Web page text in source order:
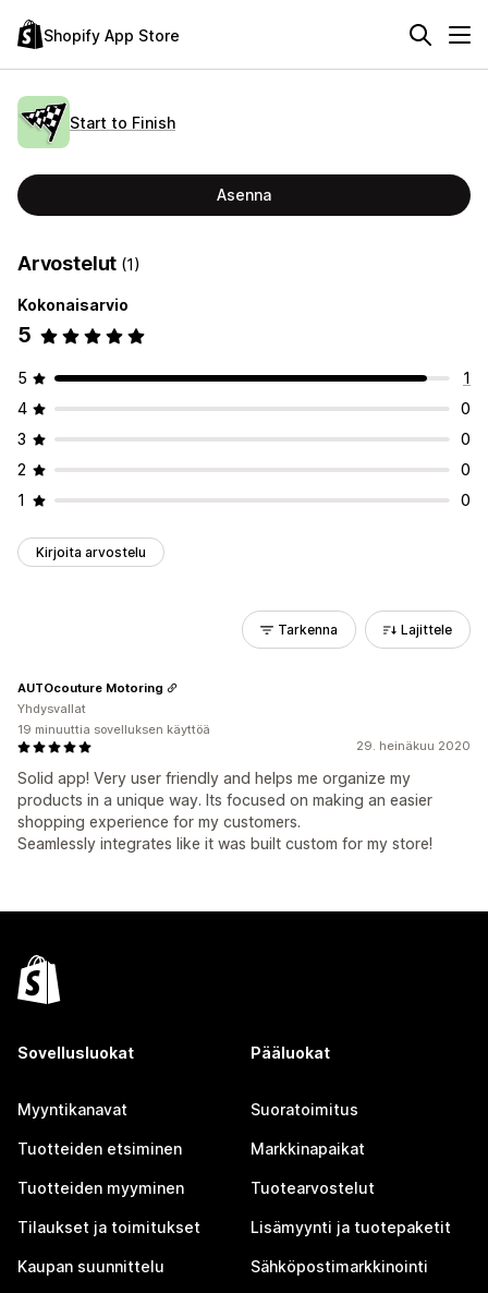
Shopify App Store
Start to Finish
Asenna
Arvostelut (1)
Kokonaisarvio
5
5
1
4
0
3
0
2
0
1
0
Kirjoita arvostelu
Tarkenna Lajittele
29. heinäkuu 2020
Solid app! Very user friendly and helps me organize my
products in a unique way. Its focused on making an easier
shopping experience for my customers.
Seamlessly integrates like it was built custom for my store!
AUTOcouture Motoring
Yhdysvallat
19 minuuttia sovelluksen käyttöä
Sovellusluokat
Myyntikanavat
Tuotteiden etsiminen
Tuotteiden myyminen
Tilaukset ja toimitukset
Kaupan suunnittelu
Pääluokat
Suoratoimitus
Markkinapaikat
Tuotearvostelut
Lisämyynti ja tuotepaketit
Sähköpostimarkkinointi